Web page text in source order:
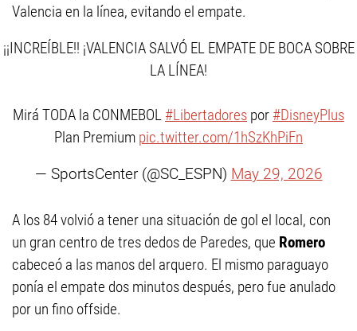
Valencia en la línea, evitando el empate.
¡¡INCREÍBLE!! ¡VALENCIA SALVÓ EL EMPATE DE BOCA SOBRE
LA LÍNEA!
Mirá TODA la CONMEBOL #Libertadores por #DisneyPlus
Plan Premium pic.twitter.com/1hSzKhPiFn
— SportsCenter (@SC_ESPN) May 29, 2026
A los 84 volvió a tener una situación de gol el local, con
un gran centro de tres dedos de Paredes, que Romero
cabeceó a las manos del arquero. El mismo paraguayo
ponía el empate dos minutos después, pero fue anulado
por un fino offside.